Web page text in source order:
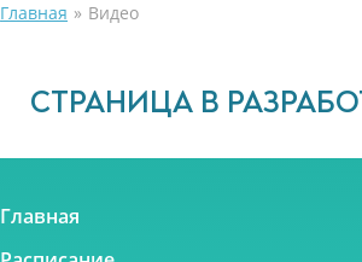
Главная Видео
СТРАНИЦА В
Главная